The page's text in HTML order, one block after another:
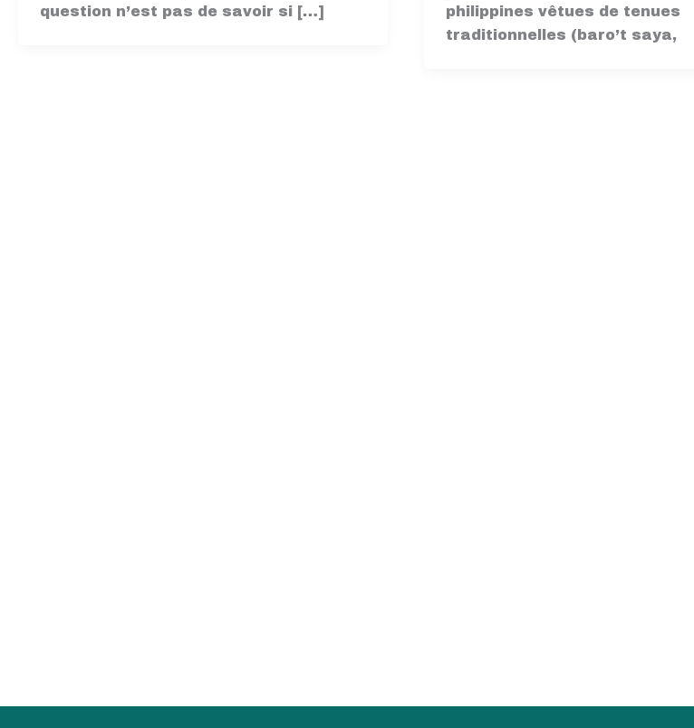
question n’est pas de savoir si […]
philippines vêtues de tenues
traditionnelles (baro’t saya,